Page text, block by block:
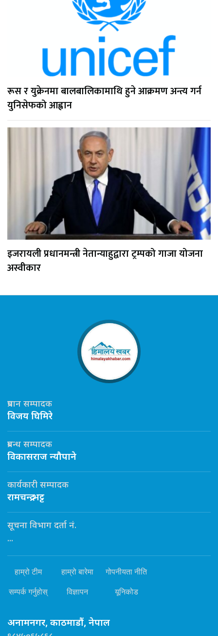
रूस र युक्रेनमा बालबालिकामाथि हुने आक्रमण अन्त्य गर्न
युनिसेफको आह्वान
इजरायली प्रधानमन्त्री नेतान्याहुद्वारा ट्रम्पको गाजा योजना
अस्वीकार
प्रधान सम्पादक
विजय घिमिरे
प्रबन्ध सम्पादक
विकासराज न्यौपाने
कार्यकारी सम्पादक
रामचन्द्र भट्ट
सूचना विभाग दर्ता नं.
...
हाम्रो टीम हाम्रो बारेमा गोपनीयता नीति
सम्पर्क गर्नुहोस् विज्ञापन यूनिकोड
अनामनगर, काठमाडौं, नेपाल